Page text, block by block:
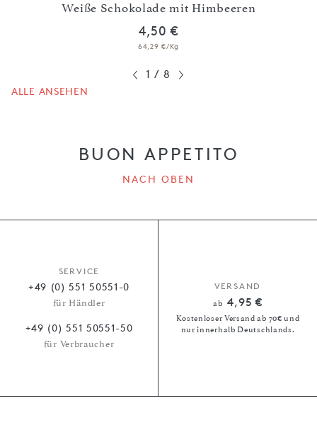
Weiße Schokolade mit Himbeeren
4,50 €
64,29 €/Kg
1 / 8
ALLE ANSEHEN
BUON APPETITO
NACH OBEN
SERVICE
+49 (0) 551 50551-0
für Händler
+49 (0) 551 50551-50
für Verbraucher
VERSAND
ab 4,95 €
Kostenloser Versand ab 70€ und
nur innerhalb Deutschlands.